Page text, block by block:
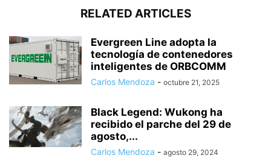
RELATED ARTICLES
Evergreen Line adopta la
tecnología de contenedores
inteligentes de ORBCOMM
Carlos Mendoza - octubre 21, 2025
Black Legend: Wukong ha
recibido el parche del 29 de
agosto,...
Carlos Mendoza - agosto 29, 2024